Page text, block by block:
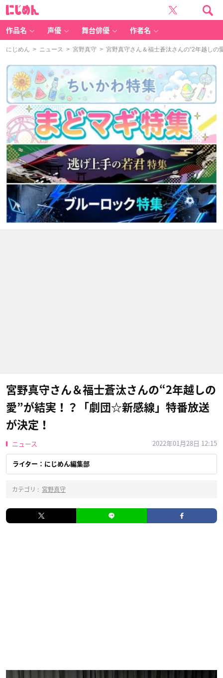
作品名 声優 舞台俳優 作者名
にじめん > ニュース > 宮野真守 > 宮野真守さん＆福士蒼汰さんの“2年越し
宮野真守さん＆福士蒼汰さんの“2年越しの
愛”が結実！？「劇団☆新感線」特番放送
が決定！
ニュース 2022年01月28日 12:15
ライター：にじめん編集部
カテゴリ : 宮野真守